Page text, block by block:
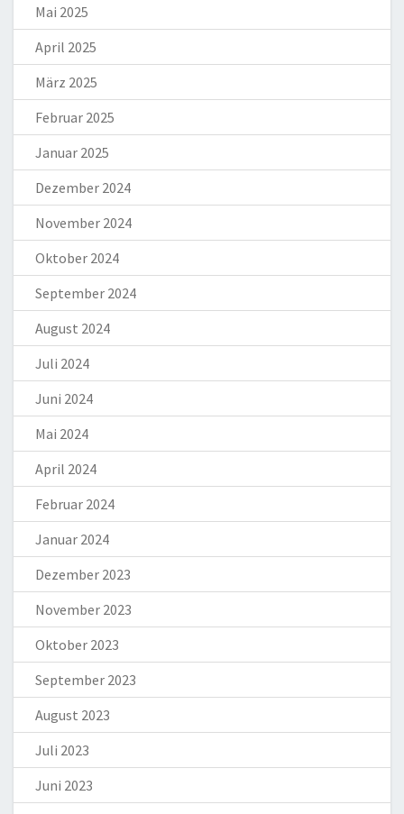
Mai 2025
April 2025
März 2025
Februar 2025
Januar 2025
Dezember 2024
November 2024
Oktober 2024
September 2024
August 2024
Juli 2024
Juni 2024
Mai 2024
April 2024
Februar 2024
Januar 2024
Dezember 2023
November 2023
Oktober 2023
September 2023
August 2023
Juli 2023
Juni 2023